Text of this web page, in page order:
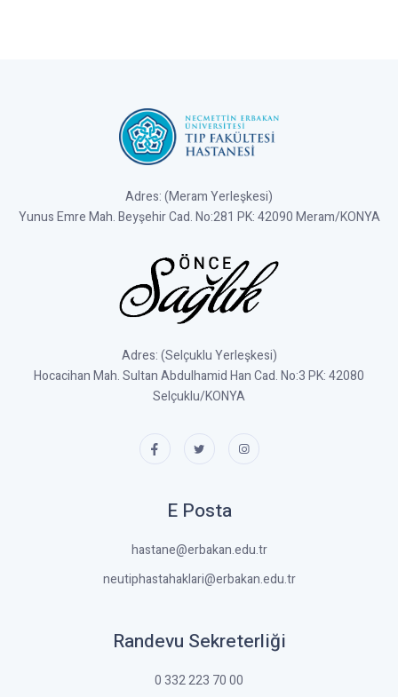
Adres: (Meram Yerleşkesi)
Yunus Emre Mah. Beyşehir Cad. No:281 PK: 42090 Meram/KONYA
Adres: (Selçuklu Yerleşkesi)
Hocacihan Mah. Sultan Abdulhamid Han Cad. No:3 PK: 42080
Selçuklu/KONYA
E Posta
hastane@erbakan.edu.tr
neutiphastahaklari@erbakan.edu.tr
Randevu Sekreterliği
0 332 223 70 00